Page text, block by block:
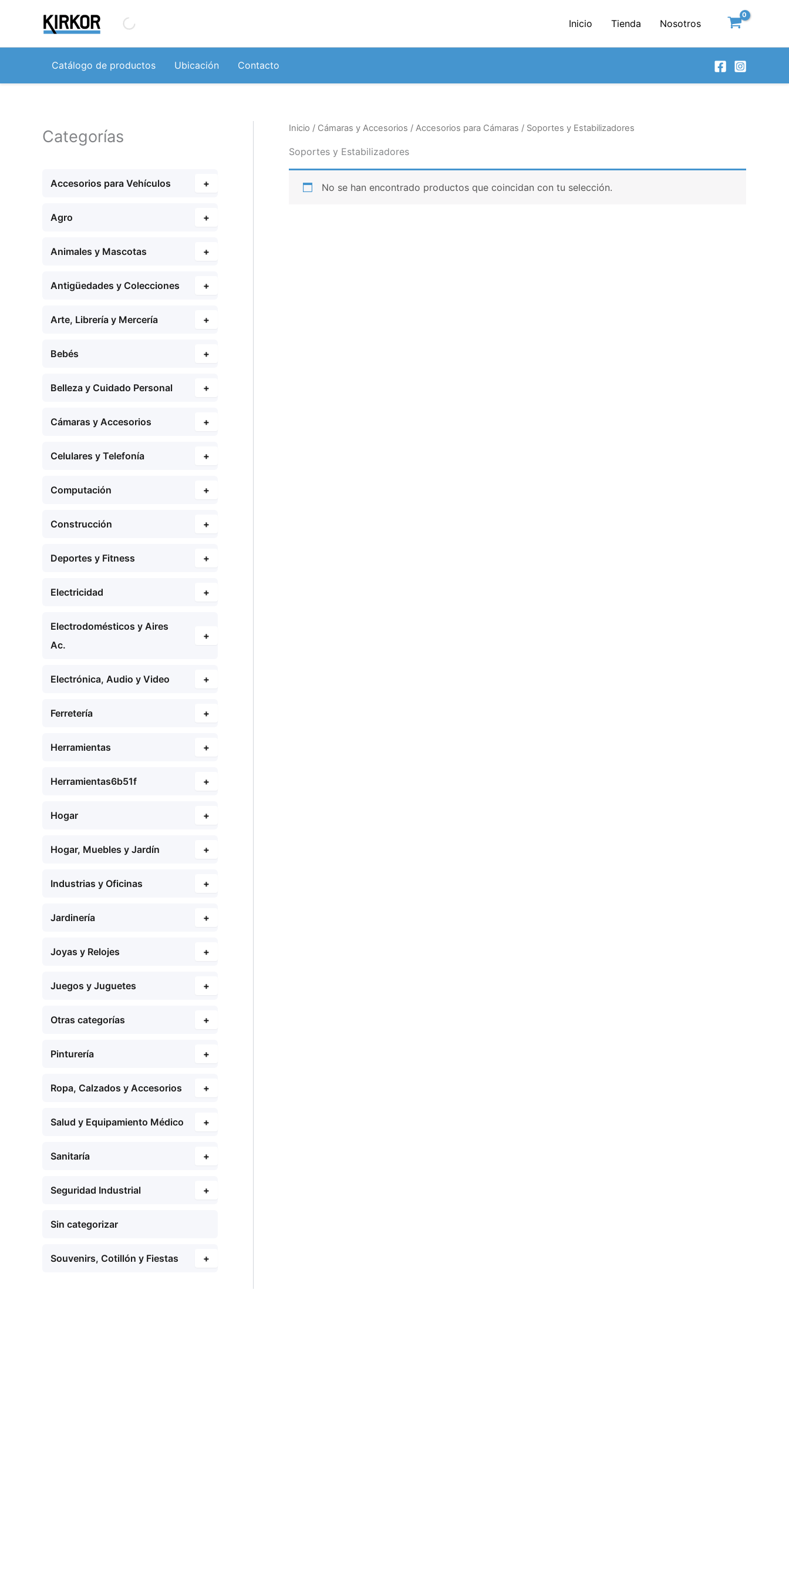
contenido
Inicio Tienda Nosotros
Catálogo de productos Ubicación Contacto
Categorías
Accesorios para Vehículos +
Agro +
Animales y Mascotas +
Antigüedades y Colecciones +
Arte, Librería y Mercería +
Bebés +
Belleza y Cuidado Personal +
Cámaras y Accesorios +
Celulares y Telefonía +
Computación +
Construcción +
Deportes y Fitness +
Electricidad +
Electrodomésticos y Aires
Ac.
+
Electrónica, Audio y Video +
Ferretería +
Herramientas +
Herramientas6b51f +
Hogar +
Hogar, Muebles y Jardín +
Industrias y Oficinas +
Jardinería +
Joyas y Relojes +
Juegos y Juguetes +
Otras categorías +
Pinturería +
Ropa, Calzados y Accesorios +
Salud y Equipamiento Médico +
Sanitaría +
Seguridad Industrial +
Sin categorizar
Souvenirs, Cotillón y Fiestas +
Inicio / Cámaras y Accesorios / Accesorios para Cámaras / Soportes y Estabilizadores
Soportes y Estabilizadores
No se han encontrado productos que coincidan con tu selección.